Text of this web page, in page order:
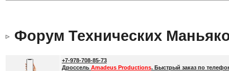
Форум Технических
+7-978-708-85-73
Дроссель Amadeus Productions. Быстрый заказ по